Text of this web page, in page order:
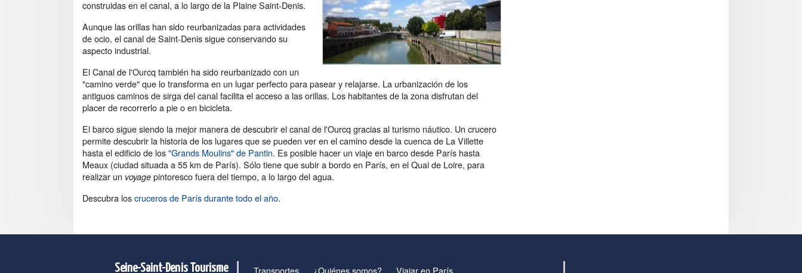
construidas en el canal, a lo largo de la Plaine Saint-Denis.
Aunque las orillas han sido reurbanizadas para actividades
de ocio, el canal de Saint-Denis sigue conservando su
aspecto industrial.
El Canal de l'Ourcq también ha sido reurbanizado con un
"camino verde" que lo transforma en un lugar perfecto para pasear y relajarse. La urbanización de los
antiguos caminos de sirga del canal facilita el acceso a las orillas. Los habitantes de la zona disfrutan del
placer de recorrerlo a pie o en bicicleta.
El barco sigue siendo la mejor manera de descubrir el canal de l'Ourcq gracias al turismo náutico. Un crucero
permite descubrir la historia de los lugares que se pueden ver en el camino desde la cuenca de La Villette
hasta el edificio de los"Grands Moulins" de Pantin. Es posible hacer un viaje en barco desde París hasta
Meaux (ciudad situada a 55 km de París). Sólo tiene que subir a bordo en París, en el Quai de Loire, para
realizar un voyage pintoresco fuera del tiempo, a lo largo del agua.
Descubra loscruceros de París durante todo el año.
Seine-Saint-Denis Tourisme Transportes ¿Quiénes somos? Viajar en París